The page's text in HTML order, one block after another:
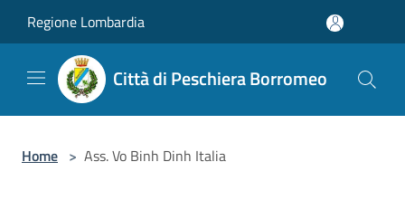
Regione Lombardia
Città di Peschiera Borromeo
Home > Ass. Vo Binh Dinh Italia